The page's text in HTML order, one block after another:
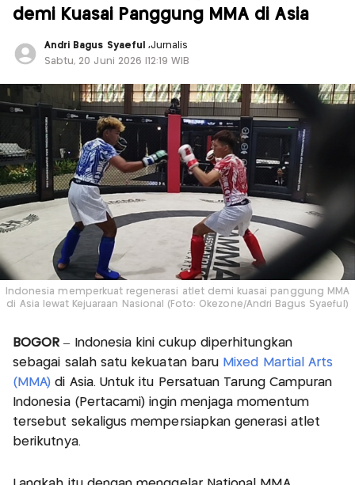
demi Kuasai Panggung MMA di Asia
Andri Bagus Syaeful ,Jurnalis
Sabtu, 20 Juni 2026 |12:19 WIB
Indonesia memperkuat regenerasi atlet demi kuasai panggung MMA
di Asia lewat Kejuaraan Nasional (Foto: Okezone/Andri Bagus Syaeful)
BOGOR– Indonesia kini cukup diperhitungkan
sebagai salah satu kekuatan baru Mixed Martial Arts
(MMA) di Asia. Untuk itu Persatuan Tarung Campuran
Indonesia (Pertacami) ingin menjaga momentum
tersebut sekaligus mempersiapkan generasi atlet
berikutnya.